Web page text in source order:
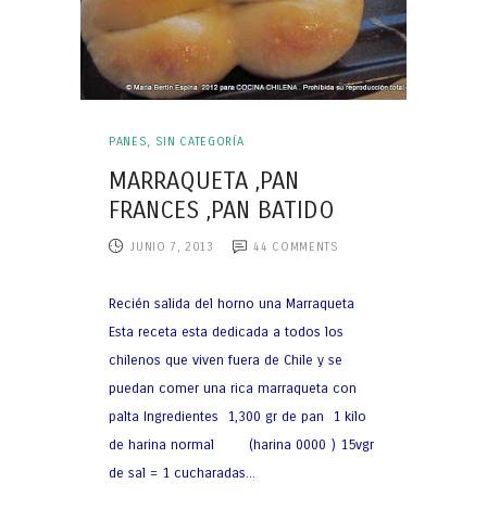
PANES, SIN CATEGORÍA
MARRAQUETA ,PAN
FRANCES ,PAN BATIDO
JUNIO 7, 2013 44 COMMENTS
Recién salida del horno una Marraqueta
Esta receta esta dedicada a todos los
chilenos que viven fuera de Chile y se
puedan comer una rica marraqueta con
palta Ingredientes 1,300 gr de pan 1 kilo
de harina normal (harina 0000 ) 15vgr
de sal = 1 cucharadas...